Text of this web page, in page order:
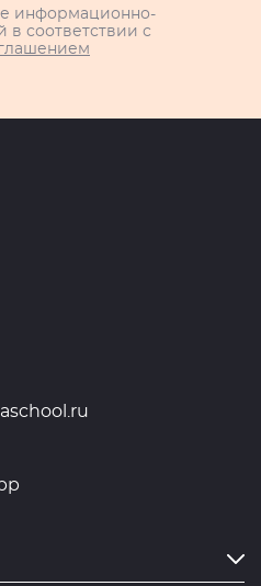
информационно-
соответствии с